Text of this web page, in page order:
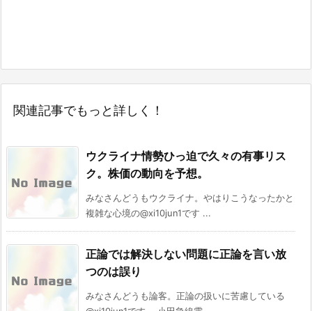
関連記事でもっと詳しく！
ウクライナ情勢ひっ迫で久々の有事リス
ク。株価の動向を予想。
みなさんどうもウクライナ。やはりこうなったかと
複雑な心境の@xi10jun1です ...
正論では解決しない問題に正論を言い放
つのは誤り
みなさんどうも論客。正論の扱いに苦慮している